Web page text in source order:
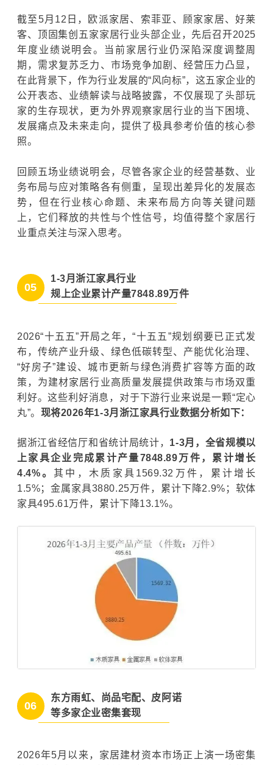
截至5月12日，欧派家居、索菲亚、 顾家家居、好莱
客、顶固集创五家家居行业头部企业，先后召开2025
年度业绩说明会。当前家居行业仍深陷深度调整周
期，需求复苏乏力、市场竞争加剧、经营压力凸显，
在此背景下，作为行业发展的“风向标”，这五家企业的
公开表态、业绩解读与战略披露，不仅展现了头部玩
家的生存现状，更为外界观察家居行业的当下困境、
发展痛点及未来走向，提供了极具参考价值的核心参
照。
回顾五场业绩说明会，尽管各家企业的经营基数、业
务布局与应对策略各有侧重，呈现出差异化的发展态
势，但在行业核心命题、未来布局方向等关键问题
上，它们释放的共性与个性信号，均值得整个家居行
业重点关注与深入思考。
05
1-3月浙江家具行业
规上企业累计产量7848.89万件
2026“十五五”开局之年，“十五五”规划纲要已正式发
布，传统产业升级、绿色低碳转型、产能优化治理、
“好房子”建设、城市更新与绿色消费扩容等方面的政
策，为建材家居行业高质量发展提供政策与市场双重
利好。这些利好消息，对于下游行业来说是一颗“定心
丸”。 现将2026年1-3月浙江家具行业数据分析如下：
据浙江省经信厅和省统计局统计， 1-3月，全省规模以
上家具企业完成累计产量7848.89万件，累计增长
4.4%。其中，木质家具1569.32万件，累计增长
1.5%；金属家具3880.25万件，累计下降2.9%；软体
家具495.61万件，累计下降13.1%。
06
东方雨虹、尚品宅配、皮阿诺
等多家企业密集套现
2026年5月以来，家居建材资本市场正上演一场密集